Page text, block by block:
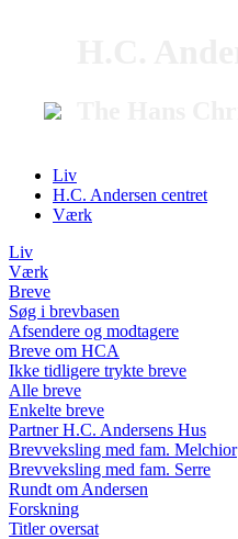
Liv
H.C. Andersen centret
Værk
Liv
Værk
Breve
Søg i brevbasen
Afsendere og modtagere
Breve om HCA
Ikke tidligere trykte breve
Alle breve
Enkelte breve
Partner H.C. Andersens Hus
Brevveksling med fam. Melchior
Brevveksling med fam. Serre
Rundt om Andersen
Forskning
Titler oversat